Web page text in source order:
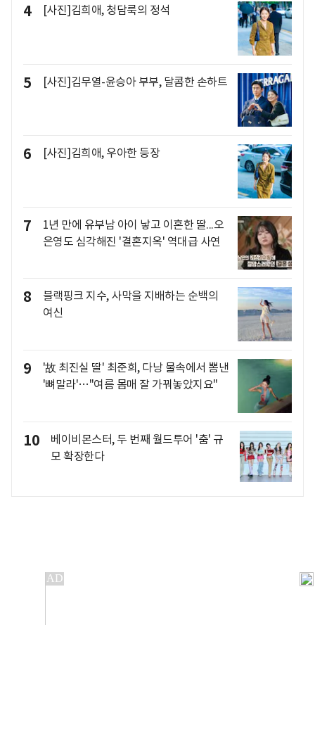
4 [사진]김희애, 청담룩의 정석
5 [사진]김무열-윤승아 부부, 달콤한 손하트
6 [사진]김희애, 우아한 등장
7
1년 만에 유부남 아이 낳고 이혼한 딸...오
은영도 심각해진 '결혼지옥' 역대급 사연
8
블랙핑크 지수, 사막을 지배하는 순백의
여신
9
'故 최진실 딸' 최준희, 다낭 물속에서 뽐낸
'뼈말라'…"여름 몸매 잘 가꿔놓았지요"
10
베이비몬스터, 두 번째 월드투어 '춤' 규
모 확장한다